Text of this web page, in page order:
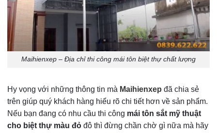
Maihienxep – Địa chỉ thi công mái tôn biệt thự chất lượng
Hy vọng với những thông tin mà Maihienxep đã chia sẻ
trên giúp quý khách hàng hiểu rõ chi tiết hơn về sản phẩm.
Nếu bạn đang có nhu cầu thi công mái tôn sắt mỹ thuật
cho biệt thự màu đỏ đô thì đừng chần chờ gì nữa mà hãy